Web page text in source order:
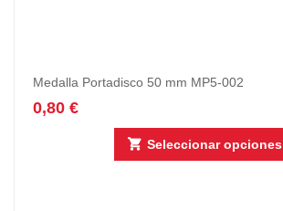
Medalla Portadisco 50 mm MP5-002
0,80 €
Seleccionar opciones